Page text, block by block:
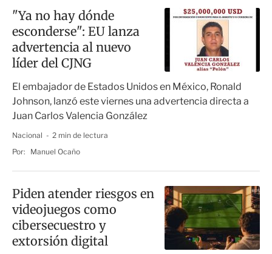
"Ya no hay dónde
esconderse": EU lanza
advertencia al nuevo
líder del CJNG
El embajador de Estados Unidos en México, Ronald
Johnson, lanzó este viernes una advertencia directa a
Juan Carlos Valencia González
Nacional
2 min de lectura
Por:
Manuel Ocaño
Piden atender riesgos en
videojuegos como
cibersecuestro y
extorsión digital